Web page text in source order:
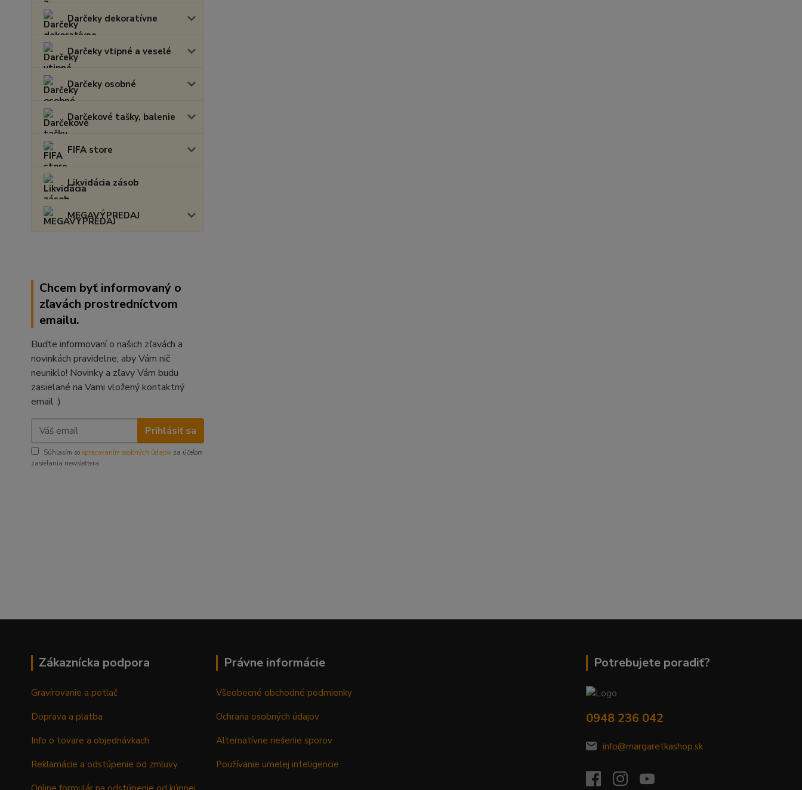
Darčeky dekoratívne
Darčeky vtipné a veselé
Darčeky osobné
Darčekové tašky, balenie
FIFA store
Likvidácia zásob
MEGAVÝPREDAJ
Chcem byť informovaný o
zľavách prostredníctvom
emailu.
Buďte informovaní o našich zľavách a
novinkách pravidelne, aby Vám nič
neuniklo! Novinky a zľavy Vám budu
zasielané na Vami vložený kontaktný
email :)
Prihlásiť sa
Súhlasím so spracovaním osobných údajov za účelom
zasielania newslettera.
Zákaznícka podpora
Gravírovanie a potlač
Doprava a platba
Info o tovare a objednávkach
Reklamácie a odstúpenie od zmluvy
Právne informácie
Všeobecné obchodné podmienky
Ochrana osobných údajov
Alternatívne riešenie sporov
Používanie umelej inteligencie
Potrebujete poradiť?
0948 236 042
info@margaretkashop.sk